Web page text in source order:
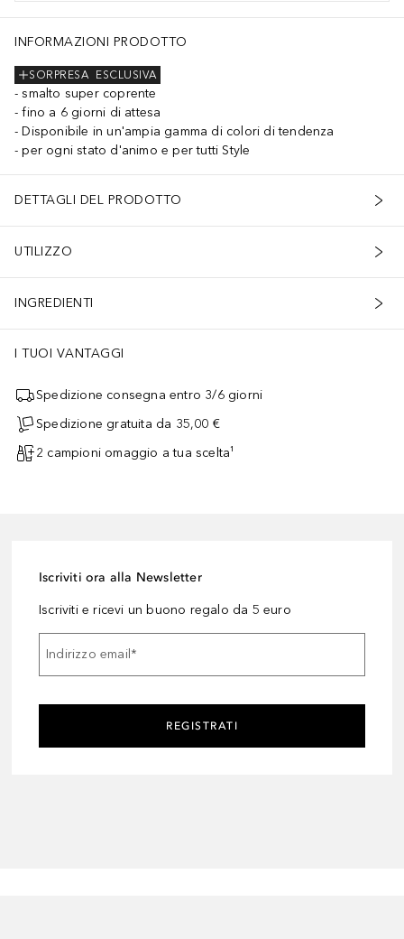
INFORMAZIONI PRODOTTO
ESCLUSIVA
SORPRESA
smalto super coprente
fino a 6 giorni di attesa
Disponibile in un'ampia gamma di colori di tendenza
per ogni stato d'animo e per tutti Style
DETTAGLI DEL PRODOTTO
UTILIZZO
INGREDIENTI
I TUOI VANTAGGI
Spedizione consegna entro 3/6 giorni
Spedizione gratuita da 35,00 €
2 campioni omaggio a tua scelta¹
Iscriviti ora alla Newsletter
Iscriviti e ricevi un buono regalo da 5 euro
Indirizzo email*
REGISTRATI